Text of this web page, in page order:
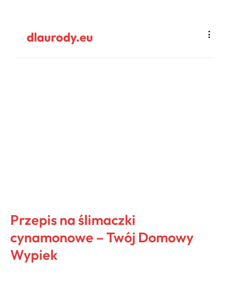
dlaurody.eu
Przepis na ślimaczki
cynamonowe – Twój Domowy
Wypiek